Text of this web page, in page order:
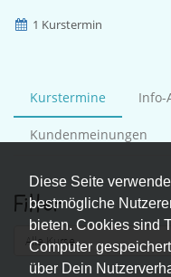
Diese Seite
bestmögliche
bieten. Cookies sind
Computer
über Dein
1 Kurstermin
Kurstermine Info-
Kundenmeinungen
Filter
Alle Kurse